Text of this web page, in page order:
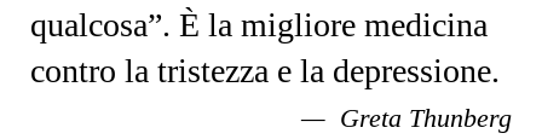
qualcosa”. È la migliore medicina
contro la tristezza e la depressione.
Greta Thunberg